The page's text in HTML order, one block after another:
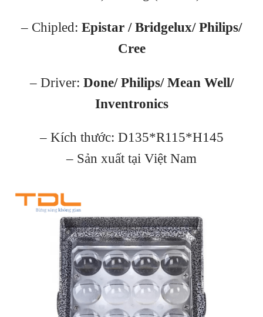
– Chipled: Epistar / Bridgelux/ Philips/
Cree
– Driver: Done/ Philips/ Mean Well/
Inventronics
– Kích thước: D135*R115*H145
– Sản xuất tại Việt Nam